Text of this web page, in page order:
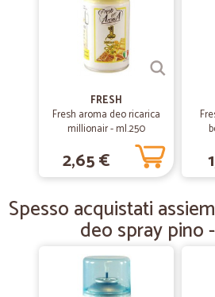
Imballo adeguato e spedizione veloce .
negativo da segnalare
—Orlando D.
Impeccabili!
Cristina G.
Consegna veloce e precisa
FRESH
Fresh aroma deo ricarica
millionair - ml.250
2,65 €
Spesso acquistati
deo spray pino